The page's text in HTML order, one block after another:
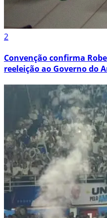
2
Convenção confirma
reeleição ao Governo do